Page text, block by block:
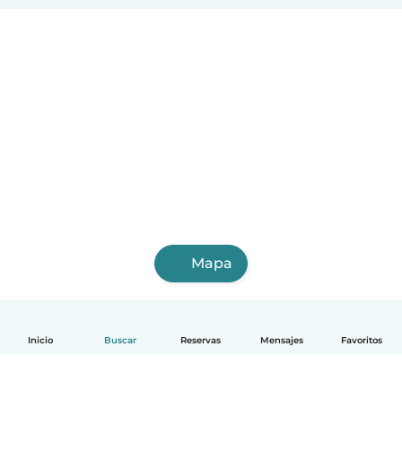
Inicio Buscar Reservas Mensajes Favoritos
Mapa